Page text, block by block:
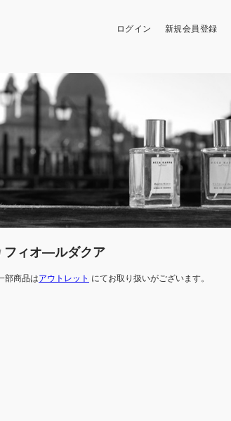
ログイン 新規会員登録
フィオ―ルダクア
部商品はアウトレット にてお取り扱いがございます。